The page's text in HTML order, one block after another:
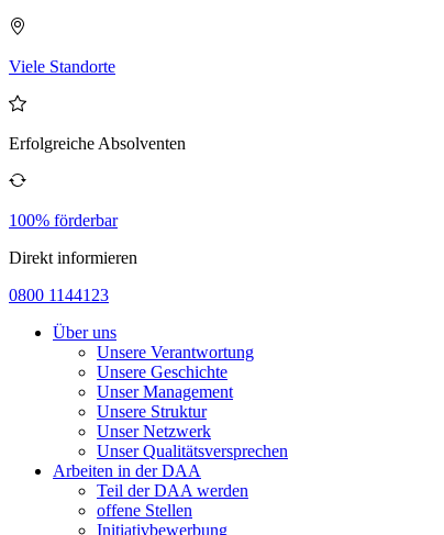
Viele Standorte
Erfolgreiche Absolventen
100% förderbar
Direkt informieren
0800 1144123
Über uns
Unsere Verantwortung
Unsere Geschichte
Unser Management
Unsere Struktur
Unser Netzwerk
Unser Qualitätsversprechen
Arbeiten in der DAA
Teil der DAA werden
offene Stellen
Initiativbewerbung